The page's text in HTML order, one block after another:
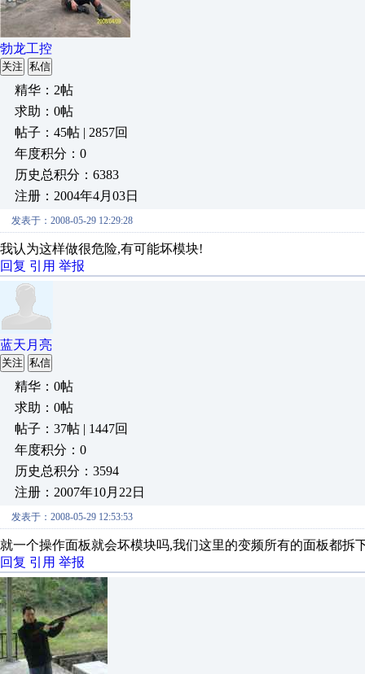
勃龙工控
关注 私信
精华：2帖
求助：0帖
帖子：45帖 | 2857回
年度积分：0
历史总积分：6383
注册：2004年4月03日
发表于：2008-05-29 12:29:28
我认为这样做很危险,有可能坏模块!
回复 引用 举报
蓝天月亮
关注 私信
精华：0帖
求助：0帖
帖子：37帖 | 1447回
年度积分：0
历史总积分：3594
注册：2007年10月22日
发表于：2008-05-29 12:53:53
就一个操作面板就会坏模块吗,我们这里的变频所有的面板都
回复 引用 举报